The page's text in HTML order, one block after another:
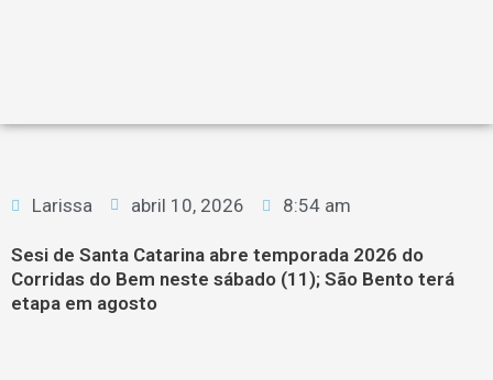
Larissa abril 10, 2026 8:54 am
Sesi de Santa Catarina abre temporada 2026 do
Corridas do Bem neste sábado (11); São Bento terá
etapa em agosto